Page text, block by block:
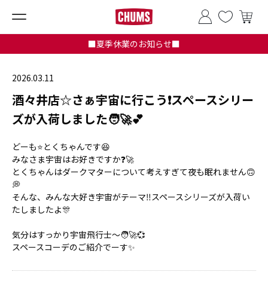
■夏季休業のお知らせ■
2026.03.11
酒々井店☆さぁ宇宙に行こう❗スペースシリー
ズが入荷しました🧑‍🚀💕
どーも⭐とくちゃんです😆
みなさま宇宙はお好きですか❓🚀
とくちゃんはダークマターについて考えすぎて夜も眠れません🙃
💭
そんな、みんな大好き宇宙がテーマ‼️スペースシリーズが入荷い
たしましたよ🎊
気分はすっかり宇宙飛行士～🧑‍🚀💞
スペースコーデのご紹介でーす✨